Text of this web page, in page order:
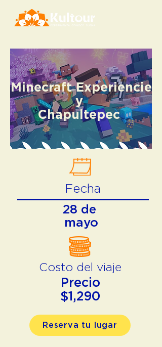
Minecraft Experiencie
y
Chapultepec
Fecha
28 de
mayo
Costo del viaje
Precio
$1,290
Reserva tu lugar